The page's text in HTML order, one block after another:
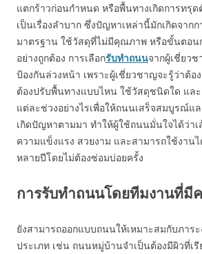
แตกร้าวก่อนกำหนด หรือพื้นทางเกิดการทรุ
เป็นเรื่องลำบาก ซึ่งปัญหาเหล่านี้มักเกิดจาก
มาตรฐาน ใช้วัสดุที่ไม่มีคุณภาพ หรือขั้นตอน
อย่างถูกต้อง การเลือกรับทำถนนจากผู้เชี่ยว
ป้องกันล่วงหน้า เพราะผู้เชี่ยวชาญจะรู้ว่าต้อ
ต้องปรับพื้นทางแบบไหน ใช้วัสดุชนิดใด แล
แต่ละช่วงอย่างไรเพื่อให้ถนนเสร็จสมบูรณ์แ
เกิดปัญหาตามมา ทำให้ผู้ใช้ถนนมั่นใจได้ว่า
ความแข็งแรง สวยงาม และสามารถใช้งาน
หลายปีโดยไม่ต้องซ่อมบ่อยครั้ง
การรับทำถนนโดยทีมงานที่มี
ยังสามารถออกแบบถนนให้เหมาะสมกับภาร
ประเภท เช่น ถนนหมู่บ้านจำเป็นต้องมีผิวที่เรี